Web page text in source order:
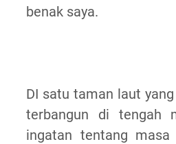
benak saya.
DI satu taman laut
terbangun di tengah
ingatan tentang